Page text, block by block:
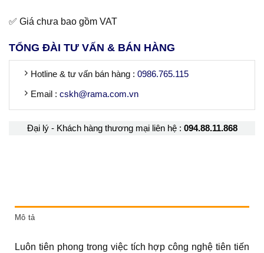
✅ Giá chưa bao gồm VAT
TỔNG ĐÀI TƯ VẤN & BÁN HÀNG
Hotline & tư vấn bán hàng : 0986.765.115
Email : cskh@rama.com.vn
Đại lý - Khách hàng thương mại liên hệ : 094.88.11.868
Mô tả
Luôn tiên phong trong việc tích hợp công nghệ tiên tiến